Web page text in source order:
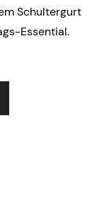
Schultergurt
Essential.